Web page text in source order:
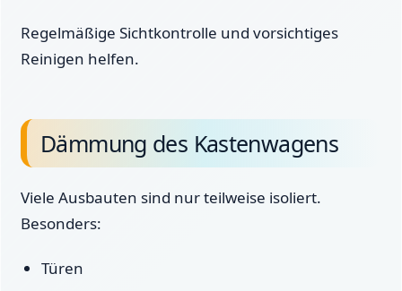
Regelmäßige Sichtkontrolle und vorsichtiges
Reinigen helfen.
Dämmung des Kastenwagens
Viele Ausbauten sind nur teilweise isoliert.
Besonders:
Türen